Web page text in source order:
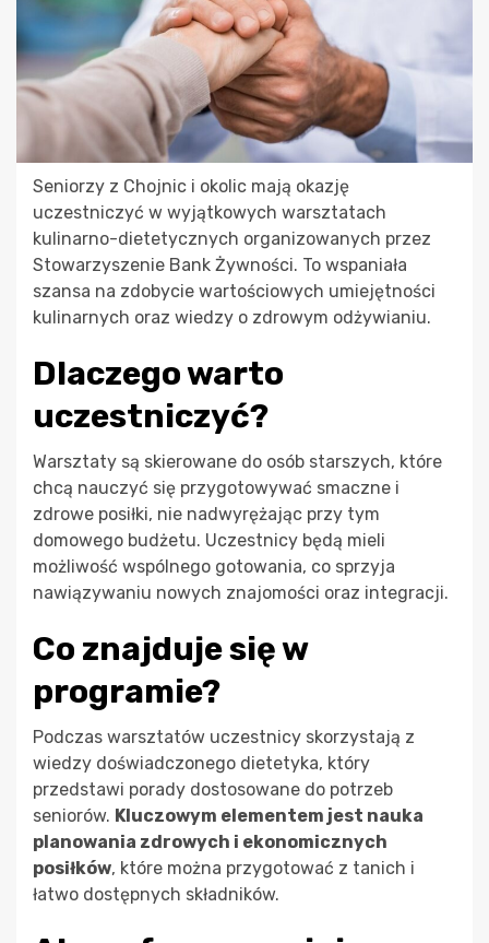
Seniorzy z Chojnic i okolic mają okazję
uczestniczyć w wyjątkowych warsztatach
kulinarno-dietetycznych organizowanych przez
Stowarzyszenie Bank Żywności. To wspaniała
szansa na zdobycie wartościowych umiejętności
kulinarnych oraz wiedzy o zdrowym odżywianiu.
Dlaczego warto
uczestniczyć?
Warsztaty są skierowane do osób starszych, które
chcą nauczyć się przygotowywać smaczne i
zdrowe posiłki, nie nadwyrężając przy tym
domowego budżetu. Uczestnicy będą mieli
możliwość wspólnego gotowania, co sprzyja
nawiązywaniu nowych znajomości oraz integracji.
Co znajduje się w
programie?
Podczas warsztatów uczestnicy skorzystają z
wiedzy doświadczonego dietetyka, który
przedstawi porady dostosowane do potrzeb
seniorów. Kluczowym elementem jest nauka
planowania zdrowych i ekonomicznych
posiłków, które można przygotować z tanich i
łatwo dostępnych składników.